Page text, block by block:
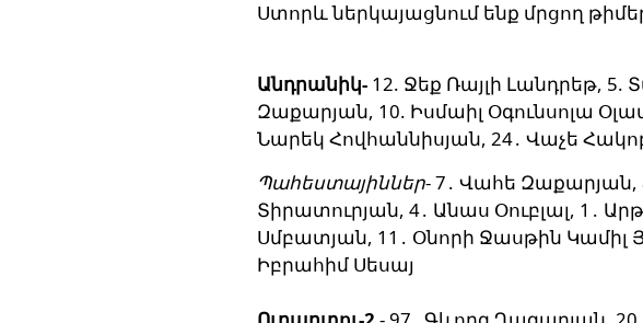
Ստորև ներկայացնում ենք մրցող
Անդրանիկ- 12. Ջեք Ռայլի Լանդրեթ,
Զաքարյան, 10. Իսմաիլ Օգունսոլա
Նարեկ Հովհաննիսյան, 24․ Վաչե
Պահեստայիններ- 7․ Վահե Զաքարյան,
Տիրատուրյան, 4․ Անաս Օուբլալ, 1․
Սմբատյան, 11․ Օնորի Ջասթին Կամիլ
Իբրահիմ Սեսայ